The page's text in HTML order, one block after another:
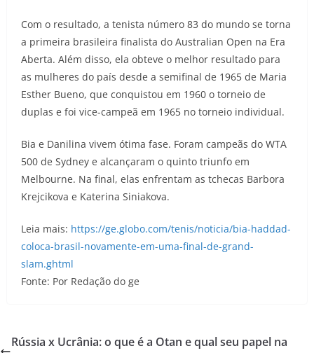
Com o resultado, a tenista número 83 do mundo se torna
a primeira brasileira finalista do Australian Open na Era
Aberta. Além disso, ela obteve o melhor resultado para
as mulheres do país desde a semifinal de 1965 de Maria
Esther Bueno, que conquistou em 1960 o torneio de
duplas e foi vice-campeã em 1965 no torneio individual.
Bia e Danilina vivem ótima fase. Foram campeãs do WTA
500 de Sydney e alcançaram o quinto triunfo em
Melbourne. Na final, elas enfrentam as tchecas Barbora
Krejcikova e Katerina Siniakova.
Leia mais: https://ge.globo.com/tenis/noticia/bia-haddad-
coloca-brasil-novamente-em-uma-final-de-grand-
slam.ghtml
Fonte: Por Redação do ge
Rússia x Ucrânia: o que é a Otan e qual seu papel na